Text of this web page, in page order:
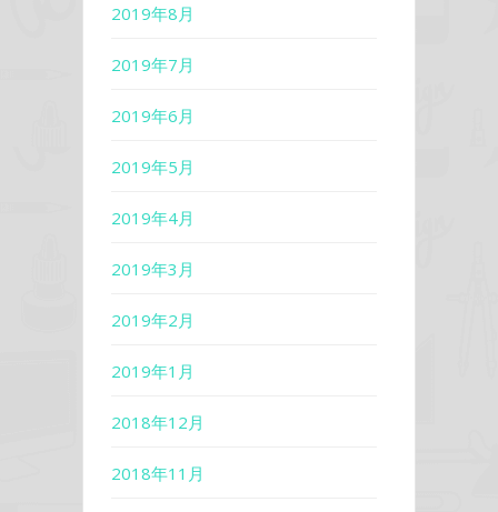
2019年8月
2019年7月
2019年6月
2019年5月
2019年4月
2019年3月
2019年2月
2019年1月
2018年12月
2018年11月